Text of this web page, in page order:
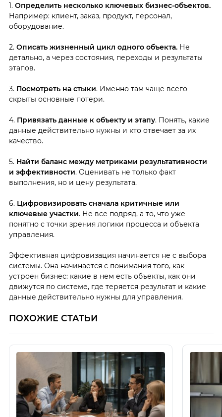
1. Определить несколько ключевых бизнес-объектов.
Например: клиент, заказ, продукт, персонал,
оборудование.
2. Описать жизненный цикл одного объекта.Не
детально, а через состояния, переходы и результаты
этапов.
3. Посмотреть на стыки. Именно там чаще всего
скрыты основные потери.
4. Привязать данные к объекту и этапу. Понять, какие
данные действительно нужны и кто отвечает за их
качество.
5. Найти баланс между метриками результативности
и эффективности. Оценивать не только факт
выполнения, но и цену результата.
6. Цифровизировать сначала критичные или
ключевые участки. Не все подряд, а то, что уже
понятно с точки зрения логики процесса и объекта
управления.
Эффективная цифровизация начинается не с выбора
системы. Она начинается с понимания того, как
устроен бизнес: какие в нем есть объекты, как они
движутся по системе, где теряется результат и какие
данные действительно нужны для управления.
ПОХОЖИЕ СТАТЬИ